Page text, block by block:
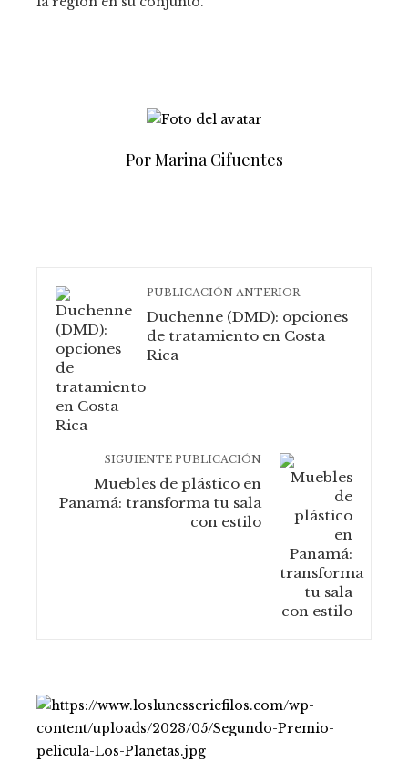
Por Marina Cifuentes
PUBLICACIÓN ANTERIOR
Duchenne (DMD): opciones
de tratamiento en Costa
Rica
SIGUIENTE PUBLICACIÓN
Muebles de plástico en
Panamá: transforma tu sala
con estilo